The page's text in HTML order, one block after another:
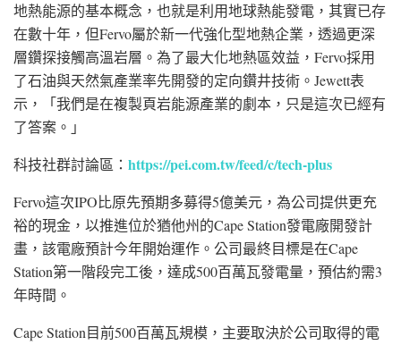
地熱能源的基本概念，也就是利用地球熱能發電，其實已存
在數十年，但Fervo屬於新一代強化型地熱企業，透過更深
層鑽探接觸高溫岩層。為了最大化地熱區效益，Fervo採用
了石油與天然氣產業率先開發的定向鑽井技術。Jewett表
示，「我們是在複製頁岩能源產業的劇本，只是這次已經有
了答案。」
科技社群討論區： https://pei.com.tw/feed/c/tech-plus
Fervo這次IPO比原先預期多募得5億美元，為公司提供更充
裕的現金，以推進位於猶他州的Cape Station發電廠開發計
畫，該電廠預計今年開始運作。公司最終目標是在Cape
Station第一階段完工後，達成500百萬瓦發電量，預估約需3
年時間。
Cape Station目前500百萬瓦規模，主要取決於公司取得的電